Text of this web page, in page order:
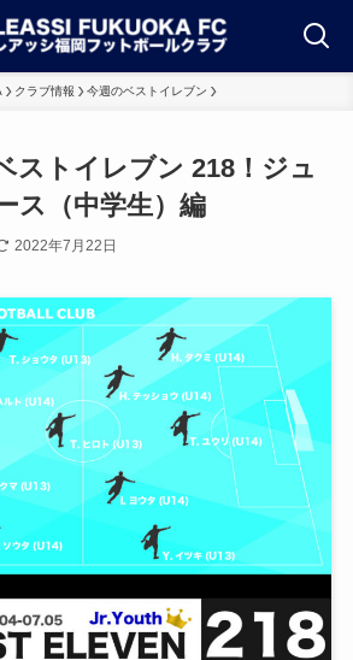
クラブ情報 今週のベストイレブン
ストイレブン 218！ジュ
ス（中学生）編
2022年7月22日